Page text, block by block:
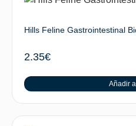
Hills Feline Gastrointestinal
2.35€
Añadir